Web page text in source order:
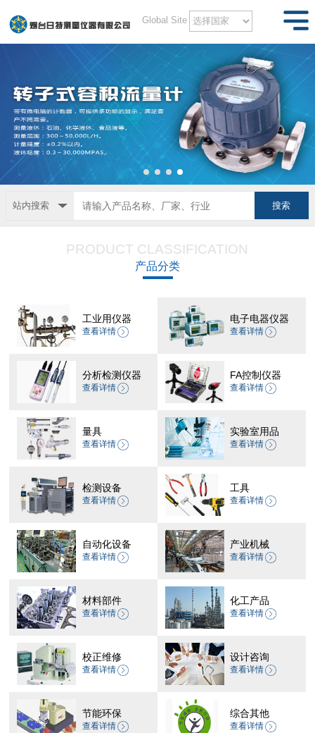
Global Site
站内搜索
PRODUCT CLASSIFICATION
产品分类
工业用仪器
查看详情
电子电器仪器
查看详情
分析检测仪器
查看详情
FA控制仪器
查看详情
量具
查看详情
实验室用品
查看详情
检测设备
查看详情
工具
查看详情
自动化设备
查看详情
产业机械
查看详情
材料部件
查看详情
化工产品
查看详情
校正维修
查看详情
设计咨询
查看详情
节能环保
查看详情
综合其他
查看详情